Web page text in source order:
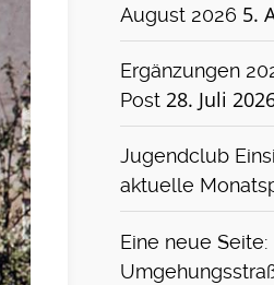
August 2026 5.
Ergänzungen
Post 28. Juli
Jugendclub
aktuelle
Eine neue Seite: